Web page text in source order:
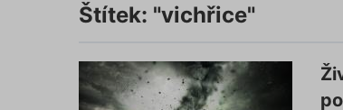
Štítek: "vichřice"